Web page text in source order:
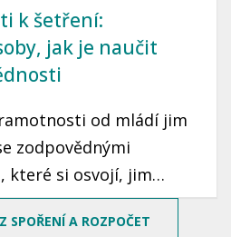
k šetření:
jak je naučit
od mládí jim
zodpovědnými
které si osvojí, jim
život. Prozradíme vám,
šetření peněz pomocí
SPOŘENÍ A ROZPOČET